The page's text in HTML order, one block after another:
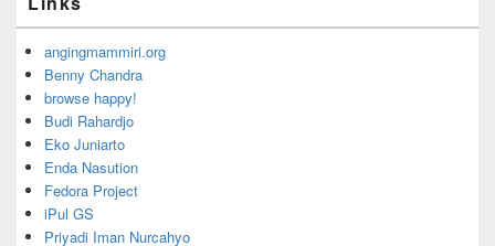
angingmammiri.org
Benny Chandra
browse happy!
Budi Rahardjo
Eko Juniarto
Enda Nasution
Fedora Project
iPul GS
Priyadi Iman Nurcahyo